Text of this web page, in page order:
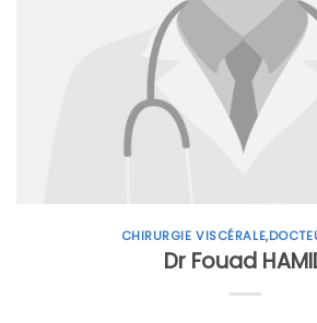
CHIRURGIE VISCÉRALE,
Dr Fouad